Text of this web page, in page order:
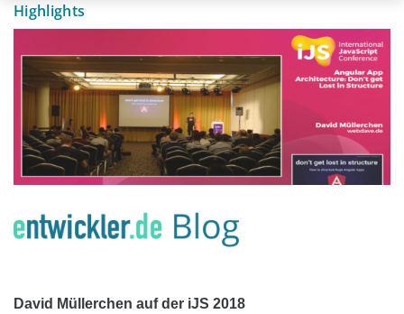
Highlights
David Müllerchen auf der iJS 2018